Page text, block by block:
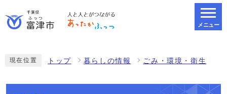
メニュー
現在位置 トップ 暮らしの情報 ごみ・環境・衛生